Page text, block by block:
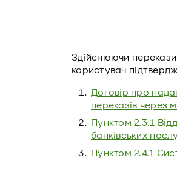
Здійснюючи
користувач
Договір про
переказів через
Пунктом 2.3.1
банківських
Пунктом 2.4.1